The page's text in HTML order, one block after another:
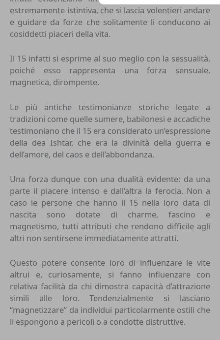
estremamente istintiva, che si lascia volentieri andare
e guidare da forze che solitamente li conducono ai
cosiddetti piaceri della vita.
Il 15 infatti si esprime al suo meglio con la sessualità,
poiché esso rappresenta una forza sensuale,
magnetica, dirompente.
Le più antiche testimonianze storiche legate a
tradizioni come quelle sumere, babilonesi e accadiche
testimoniano che il 15 era considerato un’espressione
della dea Ishtar, che era la divinità della guerra e
dell’amore, del caos e dell’abbondanza.
Una forza dunque con una dualità evidente: da una
parte il piacere intenso e dall’altra la ferocia. Non a
caso le persone che hanno il 15 nella loro data di
nascita sono dotate di charme, fascino e
magnetismo, tutti attributi che rendono difficile agli
altri non sentirsene immediatamente attratti.
Questo potere consente loro di influenzare le vite
altrui e, curiosamente, si fanno influenzare con
relativa facilità da chi dimostra capacità d’attrazione
simili alle loro. Tendenzialmente si lasciano
“magnetizzare” da individui particolarmente ostili che
li espongono a pericoli o a condotte distruttive.